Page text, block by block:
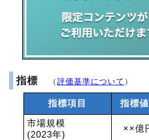
指標 （ 評価基準について ）
指標項目 指標値
市場規模
(2023年)
××億